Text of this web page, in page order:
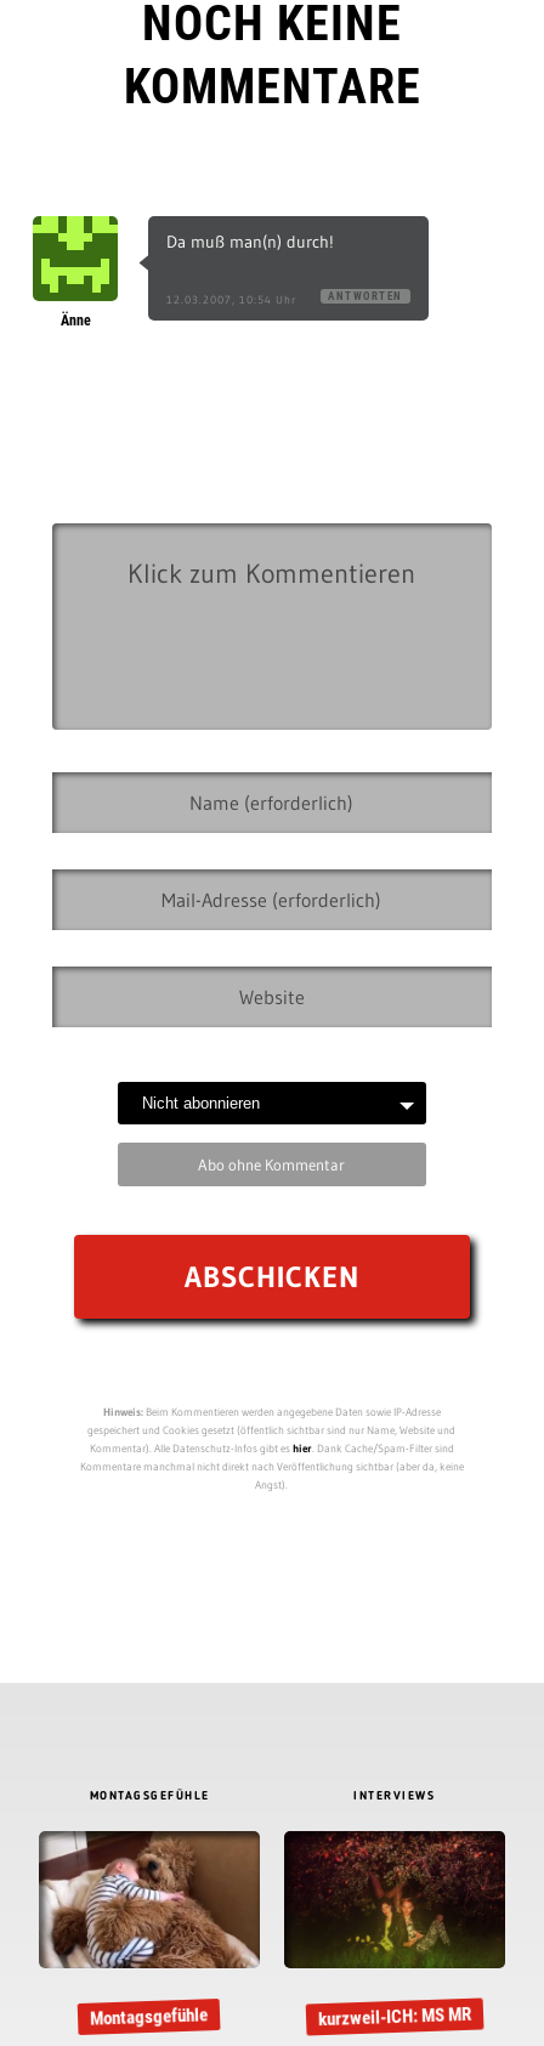
NOCH KEINE
KOMMENTARE
Änne
Da muß man(n) durch!
12.03.2007, 10:54 Uhr ANTWORTEN
Abo ohne Kommentar
Hinweis:Beim Kommentieren werden angegebene Daten sowie IP-Adresse
gespeichert und Cookies gesetzt (öffentlich sichtbar sind nur Name, Website und
Kommentar). Alle Datenschutz-Infos gibt eshier. Dank Cache/Spam-Filter sind
Kommentare manchmal nicht direkt nach Veröffentlichung sichtbar (aber da, keine
Angst).
MONTAGSGEFÜHLE
Montagsgefühle
INTERVIEWS
kurzweil-ICH: MS MR